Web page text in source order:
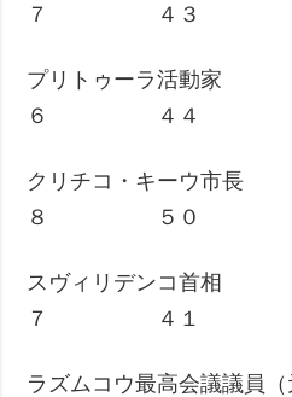
７ ４３
プリトゥーラ活
６ ４４
クリチコ・キーウ
８ ５０
スヴィリデンコ
７ ４１
ラズムコウ最高会議議員（